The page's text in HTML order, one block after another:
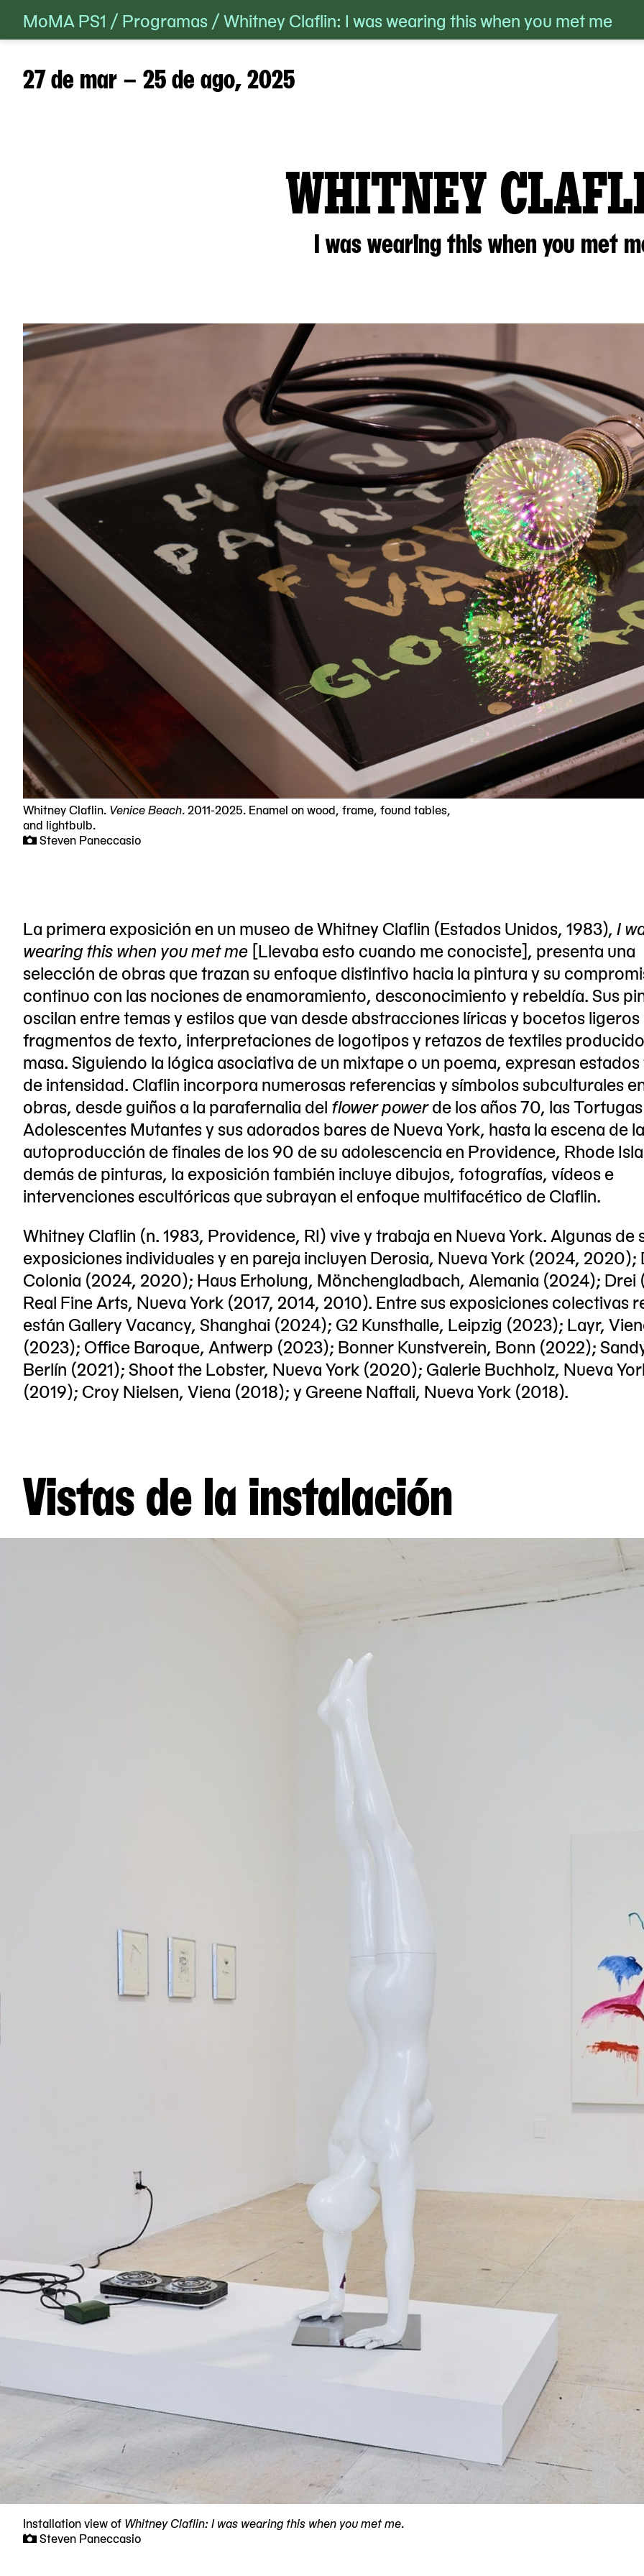
Skip
to
content
MoMA PS1 / Programas/Whitney Claflin: I was wearing this when you met me
WHITNEY
I was wearing this when you met
27 de mar – 25 de ago, 2025
Whitney Claflin. Venice Beach. 2011-2025. Enamel on wood, frame, found tables,
and lightbulb.
Steven Paneccasio
La primera exposición en un museo de Whitney Claflin (Estados Unidos, 1983),I
wearing this when you met me [Llevaba esto cuando me conociste], presenta una
selección de obras que trazan su enfoque distintivo hacia la pintura y su
continuo con las nociones de enamoramiento, desconocimiento y rebeldía. Sus
oscilan entre temas y estilos que van desde abstracciones líricas y bocetos ligeros
fragmentos de texto, interpretaciones de logotipos y retazos de textiles
masa. Siguiendo la lógica asociativa de un mixtape o un poema, expresan
de intensidad. Claflin incorpora numerosas referencias y símbolos subculturales
obras, desde guiños a la parafernalia del flower powerde los años 70, las
Adolescentes Mutantes y sus adorados bares de Nueva York, hasta la escena de la
autoproducción de finales de los 90 de su adolescencia en Providence, Rhode
demás de pinturas, la exposición también incluye dibujos, fotografías, vídeos e
intervenciones escultóricas que subrayan el enfoque multifacético de Claflin.
Whitney Claflin (n. 1983, Providence, RI) vive y trabaja en Nueva York. Algunas de
exposiciones individuales y en pareja incluyen Derosia, Nueva York (2024, 2020);
Colonia (2024, 2020); Haus Erholung, Mönchengladbach, Alemania (2024); Drei
Real Fine Arts, Nueva York (2017, 2014, 2010). Entre sus exposiciones colectivas
están Gallery Vacancy, Shanghai (2024); G2 Kunsthalle, Leipzig (2023); Layr,
(2023); Office Baroque, Antwerp (2023); Bonner Kunstverein, Bonn (2022);
Berlín (2021); Shoot the Lobster, Nueva York (2020); Galerie Buchholz, Nueva
(2019); Croy Nielsen, Viena (2018); y Greene Naftali, Nueva York (2018).
Vistas de la instalación
Installation view of Whitney Claflin: I was wearing this when you met me.
Steven Paneccasio